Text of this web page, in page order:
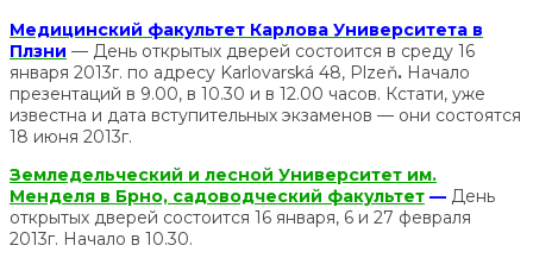
Медицинский факультет Карлова Университета в
Плзни — День открытых дверей состоится в среду 16
января 2013г. по адресу Karlovarská 48, Plzeň. Начало
презентаций в 9.00, в 10.30 и в 12.00 часов. Кстати, уже
известна и дата вступительных экзаменов — они состоятся
18 июня 2013г.
Земледельческий и лесной Университет им.
Менделя в Брно, садоводческий факультет — День
открытых дверей состоится 16 января, 6 и 27 февраля
2013г. Начало в 10.30.